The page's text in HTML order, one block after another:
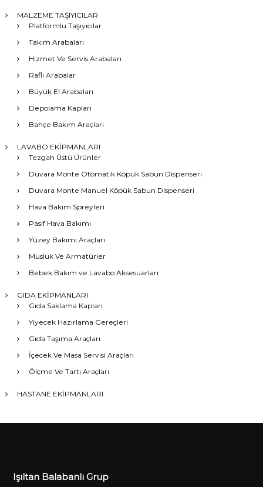
MALZEME TAŞIYICILAR
Platformlu Taşıyıcılar
Takım Arabaları
Hizmet Ve Servis Arabaları
Raflı Arabalar
Büyük El Arabaları
Depolama Kapları
Bahçe Bakım Araçları
LAVABO EKİPMANLARI
Tezgah Üstü Ürünler
Duvara Monte Otomatik Köpük Sabun Dispenseri
Duvara Monte Manuel Köpük Sabun Dispenseri
Hava Bakım Spreyleri
Pasif Hava Bakımı
Yüzey Bakımı Araçları
Musluk Ve Armatürler
Bebek Bakım ve Lavabo Aksesuarları
GIDA EKİPMANLARI
Gıda Saklama Kapları
Yiyecek Hazırlama Gereçleri
Gıda Taşıma Araçları
İçecek Ve Masa Servisi Araçları
Ölçme Ve Tartı Araçları
HASTANE EKİPMANLARI
Işıltan Balabanlı Grup